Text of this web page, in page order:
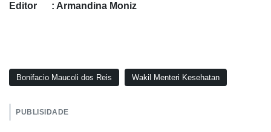
Editor : Armandina Moniz
Bonifacio Maucoli dos Reis Wakil Menteri Kesehatan
PUBLISIDADE